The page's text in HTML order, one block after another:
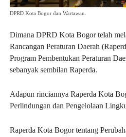
DPRD Kota Bogor dan Wartawan.
Dimana DPRD Kota Bogor telah
Rancangan Peraturan Daerah
Program Pembentukan Peraturan
sebanyak sembilan Raperda.
Adapun rinciannya Raperda Kota
Perlindungan dan Pengelolaan
Raperda Kota Bogor tentang